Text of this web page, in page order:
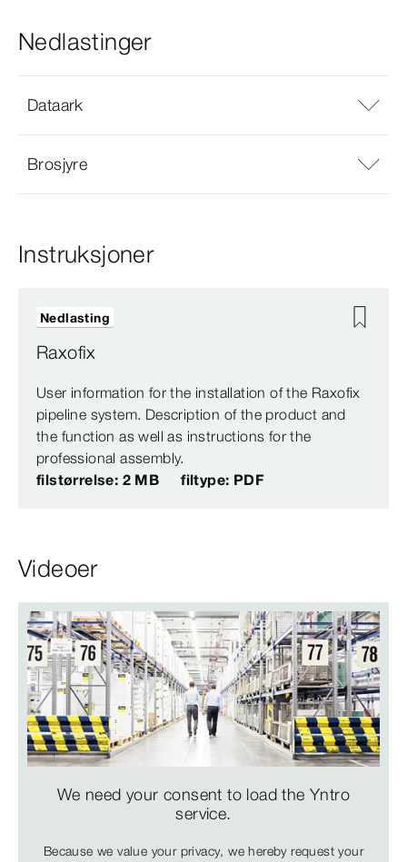
Nedlastinger
Dataark
Brosjyre
Instruksjoner
Raxofix
User information for the installation of the Raxofix
pipeline system. Description of the product and
the function as well as instructions for the
professional assembly.
filstørrelse: 2 MB
filtype: PDF
Nedlasting
Videoer
We need your consent to load the Yntro
service.
Because we value your privacy, we hereby request your